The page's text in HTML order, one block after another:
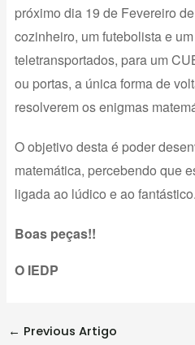
próximo dia 19 de Fevereiro
cozinheiro, um futebolista e
teletransportados, para um
ou portas, a única forma de
resolverem os enigmas
O objetivo desta é poder
matemática, percebendo que
ligada ao lúdico e ao fantástico.
Boas peças!!
O IEDP
← Previous Artigo